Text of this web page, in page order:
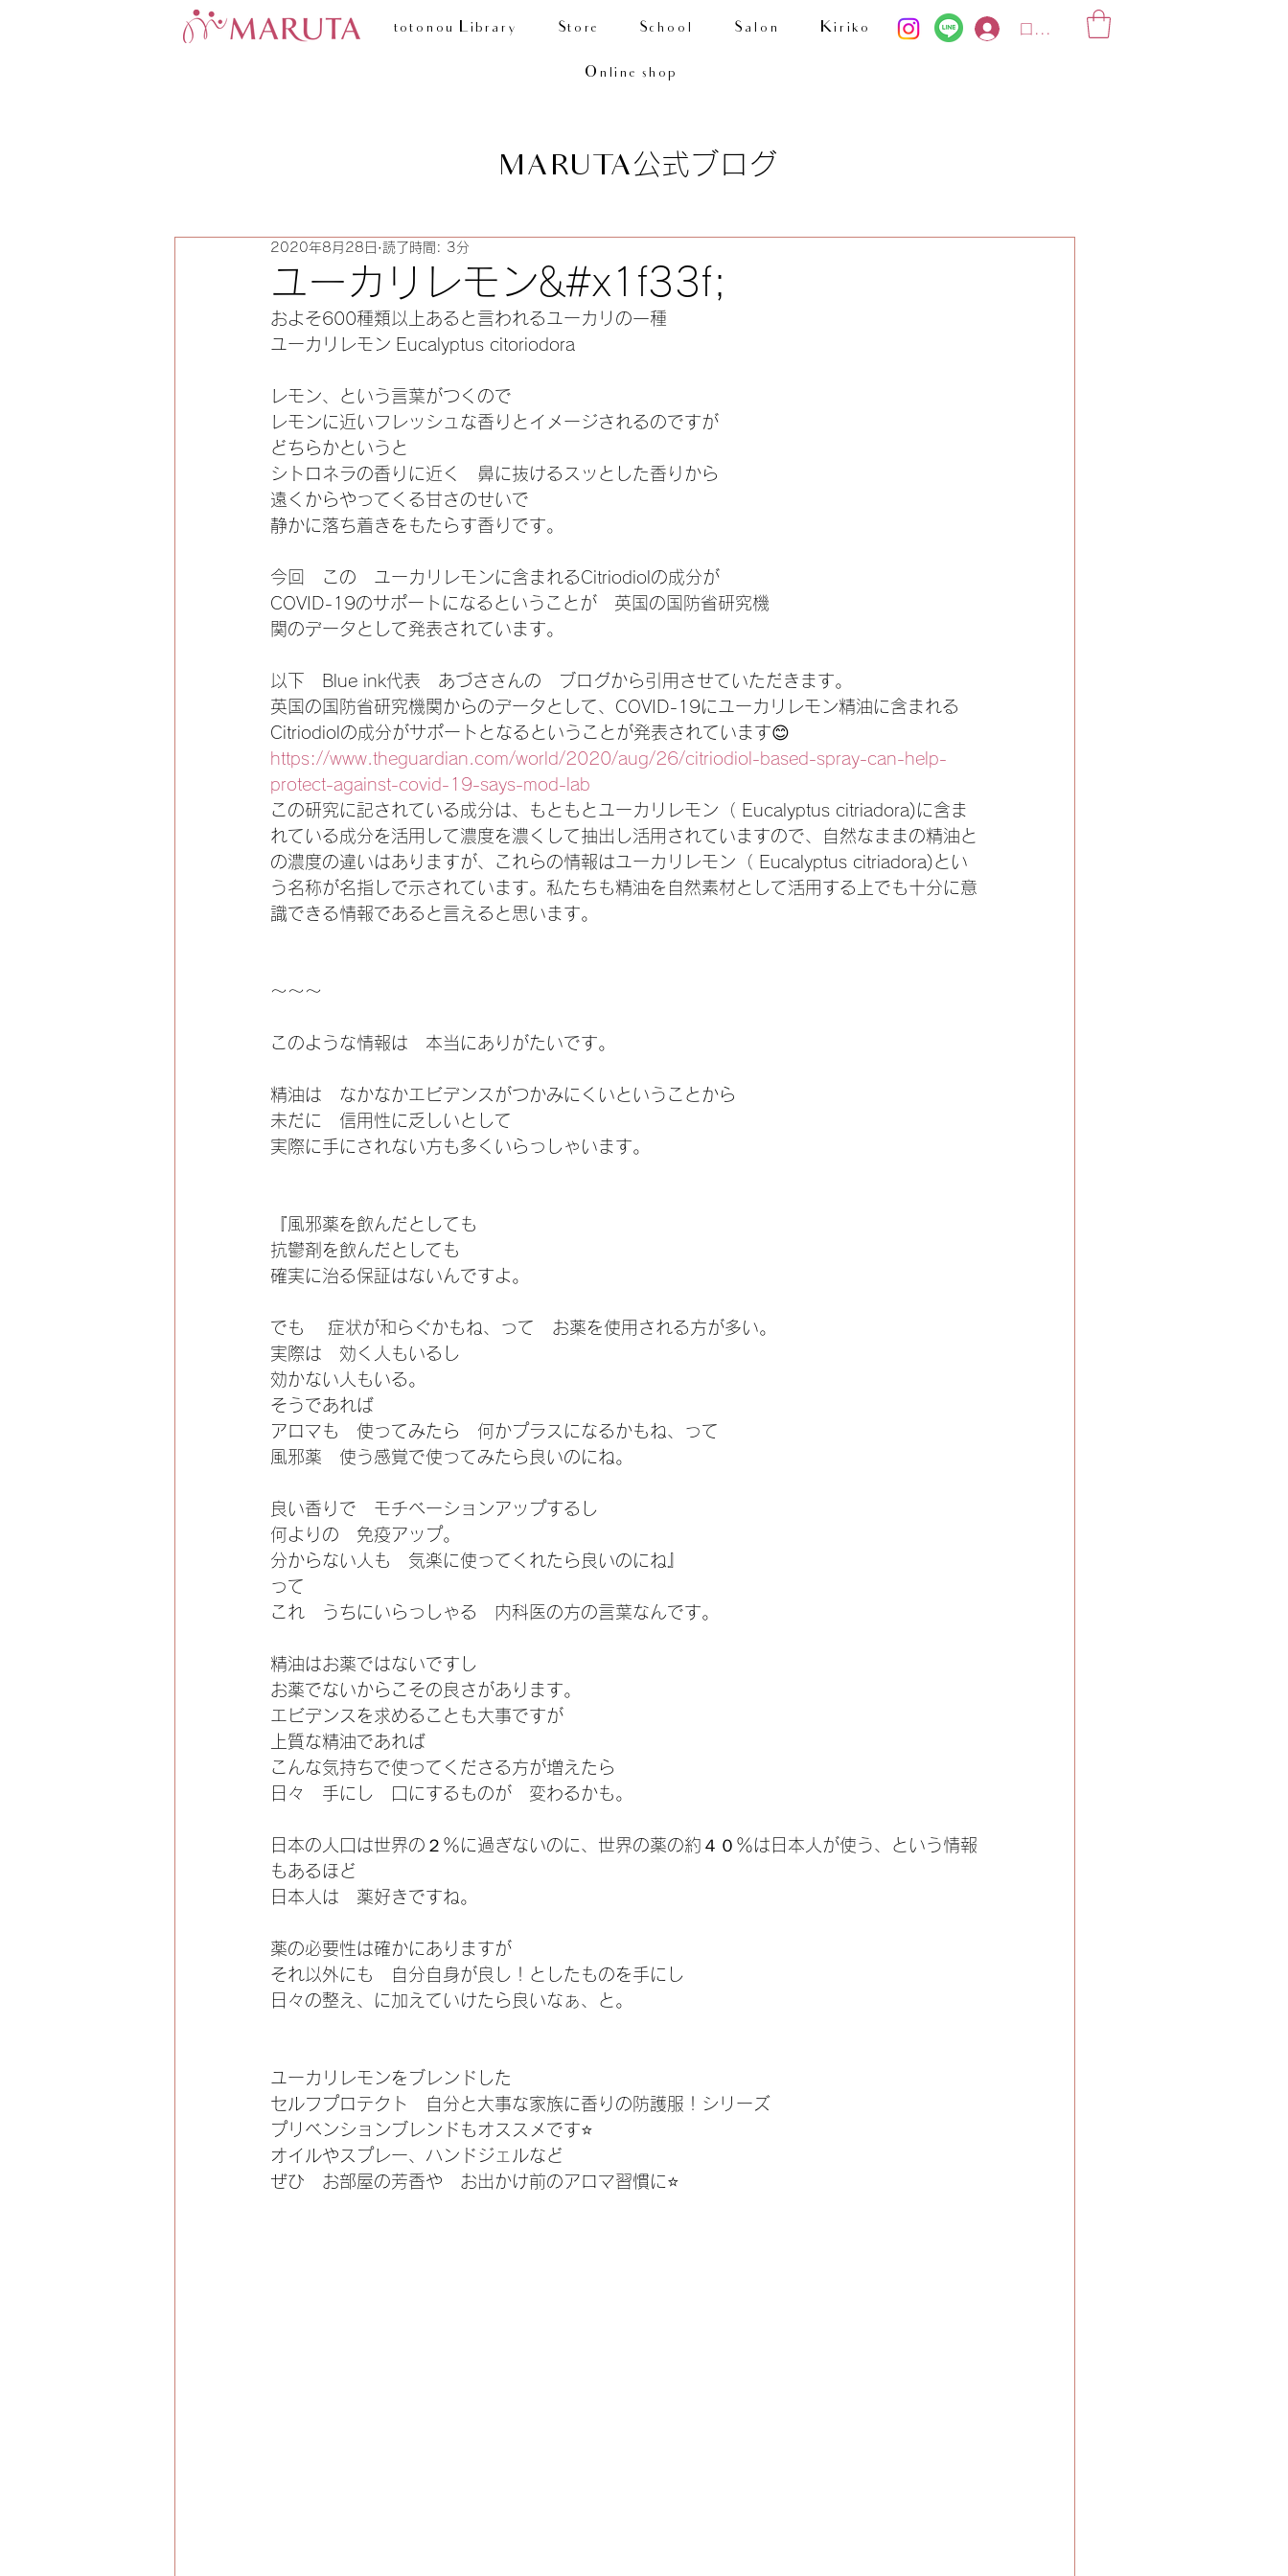
totonou Library Store School Salon Kiriko
Online shop
ログイン
MARUTA公式ブログ
ユーカリレモン&#x1f33f;
2020年8月28日 読了時間: 3分
およそ600種類以上あると言われるユーカリの一種
ユーカリレモン Eucalyptus citoriodora
レモン、という言葉がつくので
レモンに近いフレッシュな香りとイメージされるのですが
どちらかというと
シトロネラの香りに近く　鼻に抜けるスッとした香りから
遠くからやってくる甘さのせいで
静かに落ち着きをもたらす香りです。
今回　この　ユーカリレモンに含まれるCitriodiolの成分が
COVID-19のサポートになるということが　英国の国防省研究機
関のデータとして発表されています。
以下　Blue ink代表　あづささんの　ブログから引用させていただきます。
英国の国防省研究機関からのデータとして、COVID-19にユーカリレモン精油に含まれる
Citriodiolの成分がサポートとなるということが発表されています😊
https://www.theguardian.com/world/2020/aug/26/citriodiol-based-spray-can-help-
protect-against-covid-19-says-mod-lab
この研究に記されている成分は、もともとユーカリレモン（ Eucalyptus citriadora)に含ま
れている成分を活用して濃度を濃くして抽出し活用されていますので、自然なままの精油と
の濃度の違いはありますが、これらの情報はユーカリレモン（ Eucalyptus citriadora)とい
う名称が名指しで示されています。私たちも精油を自然素材として活用する上でも十分に意
識できる情報であると言えると思います。
〜〜〜
このような情報は　本当にありがたいです。
精油は　なかなかエビデンスがつかみにくいということから
未だに　信用性に乏しいとして
実際に手にされない方も多くいらっしゃいます。
『風邪薬を飲んだとしても
抗鬱剤を飲んだとしても
確実に治る保証はないんですよ。
でも　 症状が和らぐかもね、って　お薬を使用される方が多い。
実際は　効く人もいるし
効かない人もいる。
そうであれば
アロマも　使ってみたら　何かプラスになるかもね、って
風邪薬　使う感覚で使ってみたら良いのにね。
良い香りで　モチベーションアップするし
何よりの　免疫アップ。
分からない人も　気楽に使ってくれたら良いのにね』
って
これ　うちにいらっしゃる　内科医の方の言葉なんです。
精油はお薬ではないですし
お薬でないからこその良さがあります。
エビデンスを求めることも大事ですが
上質な精油であれば
こんな気持ちで使ってくださる方が増えたら
日々　手にし　口にするものが　変わるかも。
日本の人口は世界の２％に過ぎないのに、世界の薬の約４０％は日本人が使う、という情報
もあるほど
日本人は　薬好きですね。
薬の必要性は確かにありますが
それ以外にも　自分自身が良し！としたものを手にし
日々の整え、に加えていけたら良いなぁ、と。
ユーカリレモンをブレンドした
セルフプロテクト　自分と大事な家族に香りの防護服！シリーズ
プリベンションブレンドもオススメです⭐️
オイルやスプレー、ハンドジェルなど
ぜひ　お部屋の芳香や　お出かけ前のアロマ習慣に⭐️